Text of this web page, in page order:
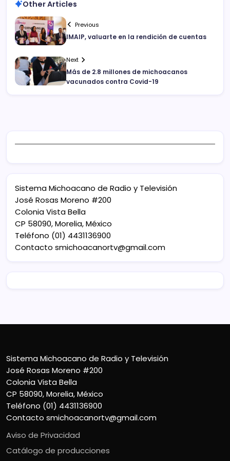
Other Articles
Previous
IMAIP, valuarte en la rendición de cuentas
Next
Más de 2.8 millones de michoacanos
vacunados contra Covid-19
Sistema Michoacano de Radio y Televisión
José Rosas Moreno #200
Colonia Vista Bella
CP 58090, Morelia, México
Teléfono (01) 4431136900
Contacto smichoacanortv@gmail.com
Sistema Michoacano de Radio y Televisión
José Rosas Moreno #200
Colonia Vista Bella
CP 58090, Morelia, México
Teléfono (01) 4431136900
Contacto smichoacanortv@gmail.com
Aviso de Privacidad
Catálogo de producciones